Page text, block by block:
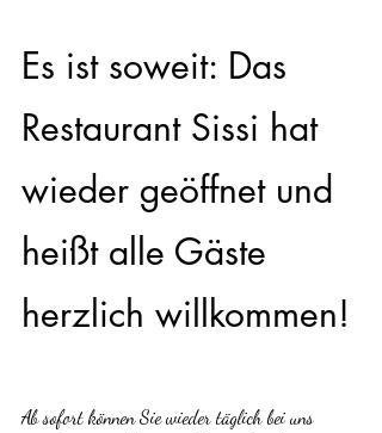
Es ist soweit: Das
Restaurant Sissi hat
wieder geöffnet und
heißt alle Gäste
herzlich willkommen!
Ab sofort können Sie wieder täglich bei uns